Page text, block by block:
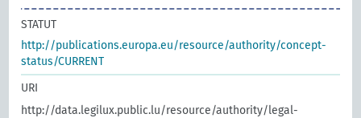
STATUT
http://publications.europa.eu/resource/authority/concept-
status/CURRENT
URI
http://data.legilux.public.lu/resource/authority/legal-